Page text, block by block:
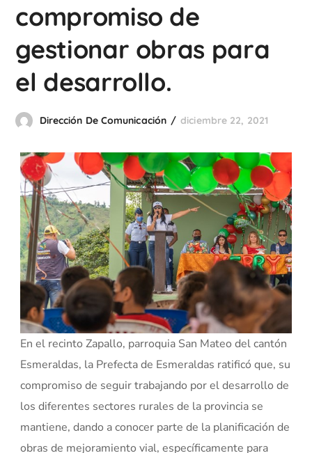
compromiso de
gestionar obras para
el desarrollo.
Dirección De Comunicación diciembre 22, 2021
En el recinto Zapallo, parroquia San Mateo del cantón
Esmeraldas, la Prefecta de Esmeraldas ratificó que, su
compromiso de seguir trabajando por el desarrollo de
los diferentes sectores rurales de la provincia se
mantiene, dando a conocer parte de la planificación de
obras de mejoramiento vial, específicamente para